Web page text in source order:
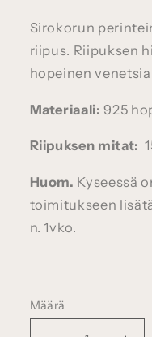
Sirokorun
riipus. Riipuksen
hopeinen
Materiaali: 925
Riipuksen mitat:
Huom. Kyseessä
toimitukseen
n. 1vko.
Määrä